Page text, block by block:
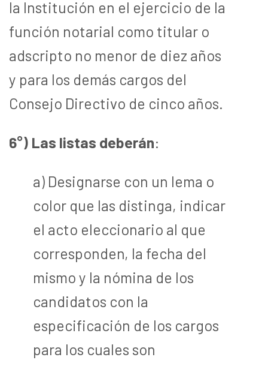
la Institución en el ejercicio de la
función notarial como titular o
adscripto no menor de diez años
y para los demás cargos del
Consejo Directivo de cinco años.
6°) Las listas deberán:
a) Designarse con un lema o
color que las distinga, indicar
el acto eleccionario al que
corresponden, la fecha del
mismo y la nómina de los
candidatos con la
especificación de los cargos
para los cuales son